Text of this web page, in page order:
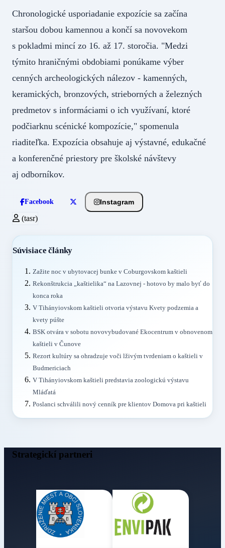
Chronologické usporiadanie expozície sa začína
staršou dobou kamennou a končí sa novovekom
s pokladmi mincí zo 16. až 17. storočia. "Medzi
týmito hraničnými obdobiami ponúkame výber
cenných archeologických nálezov - kamenných,
keramických, bronzových, strieborných a železných
predmetov s informáciami o ich využívaní, ktoré
podčiarknu scénické kompozície," spomenula
riaditeľka. Expozícia obsahuje aj výstavné, edukačné
a konferenčné priestory pre školské návštevy
aj odborníkov.
Facebook Instagram
(tasr)
Súvisiace články
Zažite noc v ubytovacej bunke v Coburgovskom kaštieli
Rekonštrukcia „kaštielika“ na Lazovnej - hotovo by malo byť do
konca roka
V Tihányiovskom kaštieli otvoria výstavu Kvety podzemia a
kvety púšte
BSK otvára v sobotu novovybudované Ekocentrum v obnovenom
kaštieli v Čunove
Rezort kultúry sa ohradzuje voči lživým tvrdeniam o kaštieli v
Budmericiach
V Tihányiovskom kaštieli predstavia zoologickú výstavu
Mláďatá
Poslanci schválili nový cenník pre klientov Domova pri kaštieli
Strategickí partneri